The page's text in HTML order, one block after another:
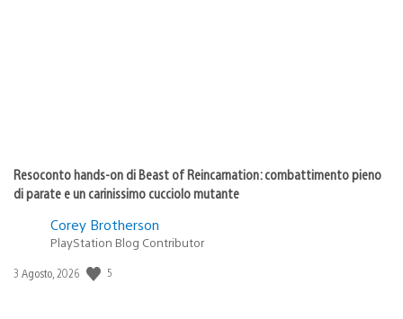
Resoconto hands-on di Beast of Reincarnation: combattimento pieno
di parate e un carinissimo cucciolo mutante
Corey Brotherson
PlayStation Blog Contributor
Data
3 Agosto, 2026 5